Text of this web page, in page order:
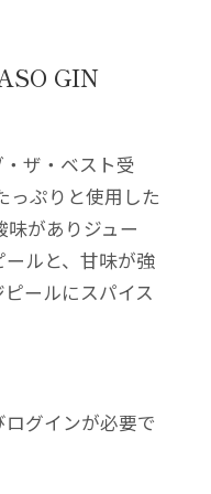
GIN
ザ・ベスト受
っぷりと使用した
味がありジュー
ルと、甘味が強
ールにスパイス
グインが必要で